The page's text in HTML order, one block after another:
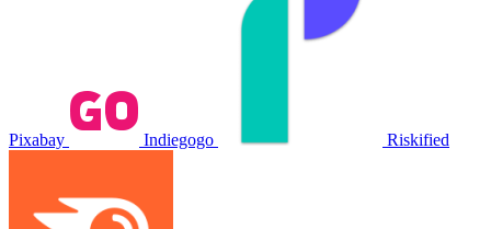
Pixabay Indiegogo Riskified